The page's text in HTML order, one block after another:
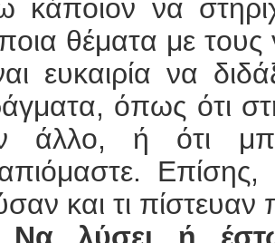
κάποιον να
θέματα με
ευκαιρία να
όπως ότι
άλλο, ή ότι
Επίσης,
και τι πίστευαν